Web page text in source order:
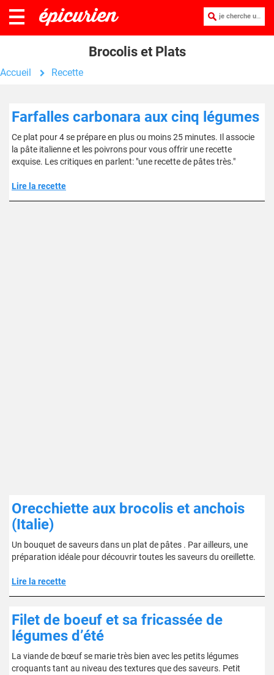
je cherche une recette :
Brocolis et Plats
Accueil Recette
Farfalles carbonara aux cinq légumes
Ce plat pour 4 se prépare en plus ou moins 25 minutes. Il associe
la pâte italienne et les poivrons pour vous offrir une recette
exquise. Les critiques en parlent: "une recette de pâtes très."
Lire la recette
Orecchiette aux brocolis et anchois
(Italie)
Un bouquet de saveurs dans un plat de pâtes . Par ailleurs, une
préparation idéale pour découvrir toutes les saveurs du oreillette.
Lire la recette
Filet de boeuf et sa fricassée de
légumes d’été
La viande de bœuf se marie très bien avec les petits légumes
croquants tant au niveau des textures que des saveurs. Petit